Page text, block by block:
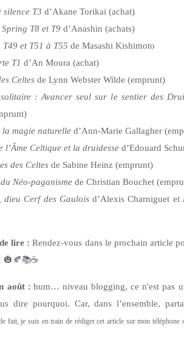
silence T3 d’Akane Torikai (achat)
T8 et T9 d’Anashin (achats)
et T51 à T55 de Masashi Kishimoto
T1 d’An Moura (achat)
Celtes de Lynn Webster Wilde (emprunt)
solitaire : Avancer seul sur le sentier des
la magie naturelle d’Ann-Marie Gallagher
l’Âme Celtique et la druidesse d’Edouard
des Celtes de Sabine Heinz (emprunt)
Néo-paganisme de Christian Bouchet
dieu Cerf des Gauloisd’Alexis Charniguet et
lire : Rendez-vous dans le prochain article
🎃🍂📚☕
août : hum… niveau blogging, ce n'est pas
dire pourquoi. Car, dans l’ensemble,
fait, je suis en train de rédiger cet article sur mon téléphone